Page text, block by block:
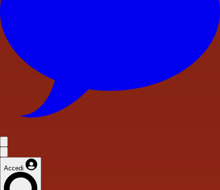
Accedi